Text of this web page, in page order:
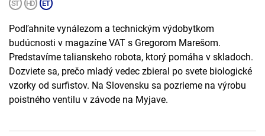
Podľahnite vynálezom a technickým výdobytkom
budúcnosti v magazíne VAT s Gregorom Marešom.
Predstavíme talianskeho robota, ktorý pomáha v skladoch.
Dozviete sa, prečo mladý vedec zbieral po svete biologické
vzorky od surfistov. Na Slovensku sa pozrieme na výrobu
poistného ventilu v závode na Myjave.